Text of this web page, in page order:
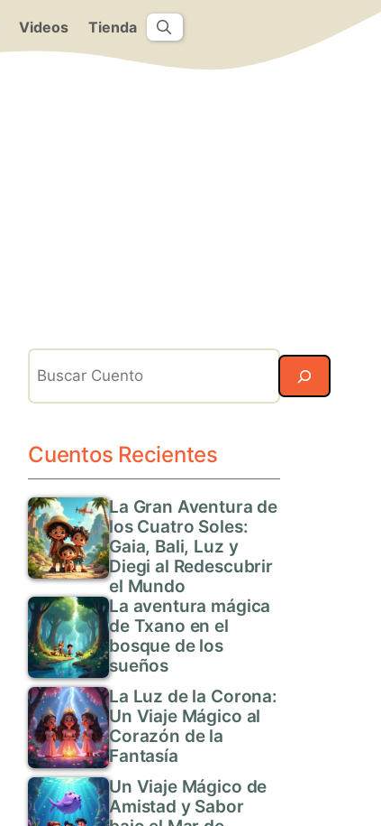
Videos Tienda
Search
Cuentos Recientes
La Gran Aventura de
los Cuatro Soles:
Gaia, Bali, Luz y
Diegi al Redescubrir
el Mundo
La aventura mágica
de Txano en el
bosque de los
sueños
La Luz de la Corona:
Un Viaje Mágico al
Corazón de la
Fantasía
Un Viaje Mágico de
Amistad y Sabor